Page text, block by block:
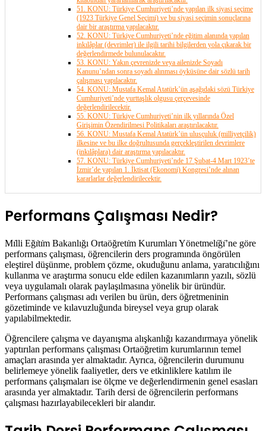
51. KONU: Türkiye Cumhuriyeti’nde yapılan ilk siyasi seçime
(1923 Türkiye Genel Seçimi) ve bu siyasi seçimin sonuçlarına
dair bir araştırma yapılacaktır.
52. KONU: Türkiye Cumhuriyeti’nde eğitim alanında yapılan
inkılâplar (devrimler) ile ilgili tarihi bilgilerden yola çıkarak bir
değerlendirmede bulunulacaktır.
53. KONU: Yakın çevrenizde veya ailenizde Soyadı
Kanunu’ndan sonra soyadı alınması öyküsüne dair sözlü tarih
çalışması yapılacaktır.
54. KONU: Mustafa Kemal Atatürk’ün aşağıdaki sözü Türkiye
Cumhuriyeti’nde yurttaşlık olgusu çerçevesinde
değerlendirilecektir.
55. KONU: Türkiye Cumhuriyeti’nin ilk yıllarında Özel
Girişimin Özendirilmesi Politikaları araştırılacaktır.
56. KONU: Mustafa Kemal Atatürk’ün ulusçuluk (milliyetçilik)
ilkesine ve bu ilke doğrultusunda gerçekleştirilen devrimlere
(inkılâplara) dair araştırma yapılacaktır.
57. KONU: Türkiye Cumhuriyeti’nde 17 Şubat-4 Mart 1923’te
İzmir’de yapılan 1. İktisat (Ekonomi) Kongresi’nde alınan
kararlarlar değerlendirilecektir.
Performans Çalışması Nedir?
Mı̇lli Eğı̇tı̇m Bakanlığı Ortaöğretı̇m Kurumları Yönetmelı̇ğı̇’ne göre
performans çalışması, öğrencilerin ders programında öngörülen
eleştirel düşünme, problem çözme, okuduğunu anlama, yaratıcılığını
kullanma ve araştırma sonucu elde edilen kazanımların yazılı, sözlü
veya uygulamalı olarak paylaşılmasına yönelik bir üründür.
Performans çalışması adı verilen bu ürün, ders öğretmeninin
gözetiminde ve kılavuzluğunda bireysel veya grup olarak
yapılabilmektedir.
Öğrencilere çalışma ve dayanışma alışkanlığı kazandırmaya yönelik
yaptırılan performans çalışması Ortaöğretim kurumlarının temel
amaçları arasında yer almaktadır. Ayrıca, öğrencilerin durumunu
belirlemeye yönelik faaliyetler, ders ve etkinliklere katılım ile
performans çalışmaları ise ölçme ve değerlendirmenin genel esasları
arasında yer almaktadır. Tarih dersi de öğrencilerin performans
çalışması hazırlayabilecekleri bir alandır.